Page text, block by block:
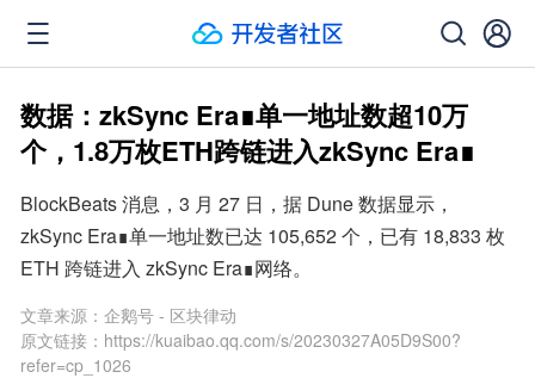
数据：zkSync Era∎单一地址数超10万
个，1.8万枚ETH跨链进入zkSync Era∎
BlockBeats 消息，3 月 27 日，据 Dune 数据显示，
zkSync Era∎单一地址数已达 105,652 个，已有 18,833 枚
ETH 跨链进入 zkSync Era∎网络。
文章来源： 企鹅号 - 区块律动
原文链接： https://kuaibao.qq.com/s/20230327A05D9S00?
refer=cp_1026